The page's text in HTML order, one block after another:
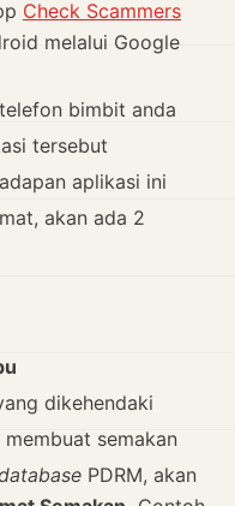
Check Scammers
melalui Google
bimbit anda
tersebut
aplikasi ini
akan ada 2
dikehendaki
membuat semakan
PDRM, akan